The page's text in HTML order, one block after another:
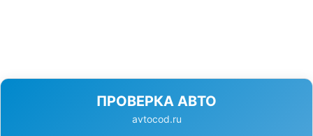
ПРОВЕРКА АВТО
avtocod.ru